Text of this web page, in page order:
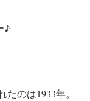
♪
のは1933年。